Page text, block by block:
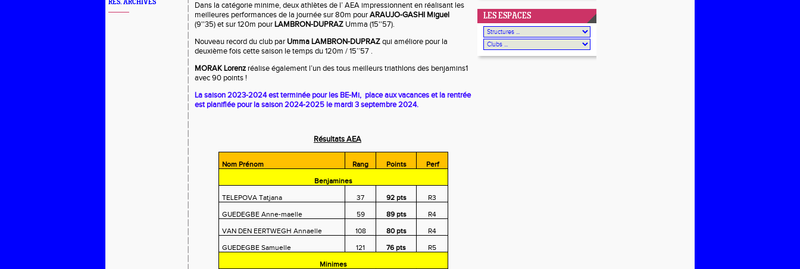
RÉS. ARCHIVES
Dans la catégorie minime, deux athlètes de l’ AEA impressionnent en réalisant les
meilleures performances de la journée sur 80m pourARAUJO-GASHI Miguel
(9''35) et sur 120m pour LAMBRON-DUPRAZ Umma (15''57).
Nouveau record du club par Umma LAMBRON-DUPRAZqui améliore pour la
deuxième fois cette saison le temps du 120m / 15’’57 .
MORAK Lorenz réalise également l’un des tous meilleurs triathlons des benjamins1
avec 90 points !
La saison 2023-2024 est terminée pour les BE-Mi, place aux vacances et la rentrée
est planifiée pour la saison 2024-2025 le mardi 3 septembre 2024.
Résultats AEA
Nom Prénom Rang Points
Perf
Benjamines
TELEPOVA Tatjana
37 92 pts
R3
GUEDEGBE Anne-maelle
59 89 pts
R4
VAN DEN EERTWEGH Annaelle
108 80 pts
R4
GUEDEGBE Samuelle
121 76 pts
R5
Minimes
LES ESPACES